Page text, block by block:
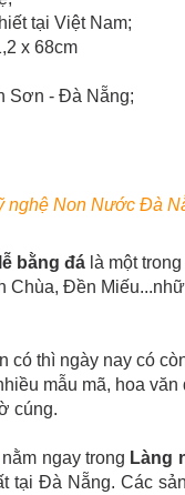
tại Việt Nam;
x 68cm
Sơn - Đà Nẵng;
nghệ Non Nước Đà
bằng đálà một
Đền
có thì ngày nay có
mẫu mã, hoa
cúng.
nằm ngay trong Làng
tại Đà Nẵng. Các